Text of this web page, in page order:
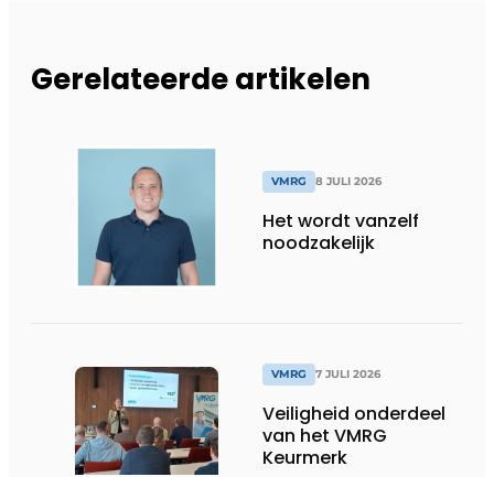
Gerelateerde artikelen
VMRG 8 JULI 2026
Het wordt vanzelf
noodzakelijk
VMRG 7 JULI 2026
Veiligheid onderdeel
van het VMRG
Keurmerk